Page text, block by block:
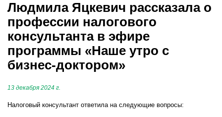
Людмила Яцкевич рассказала о
профессии налогового
консультанта в эфире
программы «Наше утро с
бизнес-доктором»
13 декабря 2024 г.
Налоговый консультант ответила на следующие вопросы: